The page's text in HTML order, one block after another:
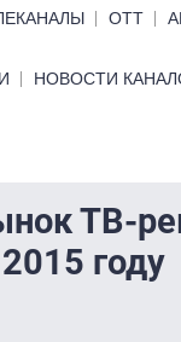
ОТТ
НОВОСТИ
ТВ-
году